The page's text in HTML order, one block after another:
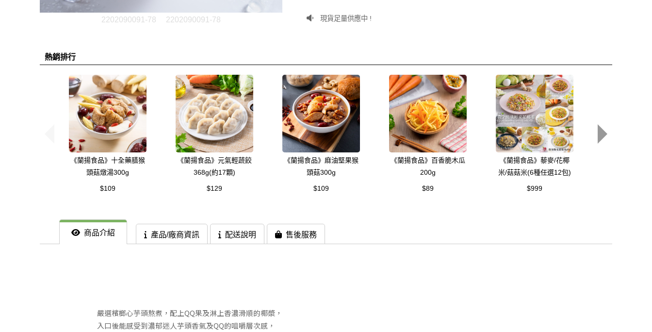
2202090091-78 2202090091-78 現貨足量供應中 !
熱銷排行
《蘭揚食品》十全藥膳猴
頭菇燉湯300g
$109
《蘭揚食品》元氣輕蔬餃
368g(約17顆)
$129
《蘭揚食品》麻油堅果猴
頭菇300g
$109
《蘭揚食品》百香脆木瓜
200g
$89
《蘭揚食品》藜麥/花椰
米/菇菇米(6種任選12包)
$999
商品介紹 產品/廠商資訊 配送說明 售後服務
嚴選檳榔心芋頭熬煮，配上QQ果及淋上香濃滑順的椰漿，
入口後能感受到濃郁迷人芋頭香氣及QQ的咀嚼層次感，